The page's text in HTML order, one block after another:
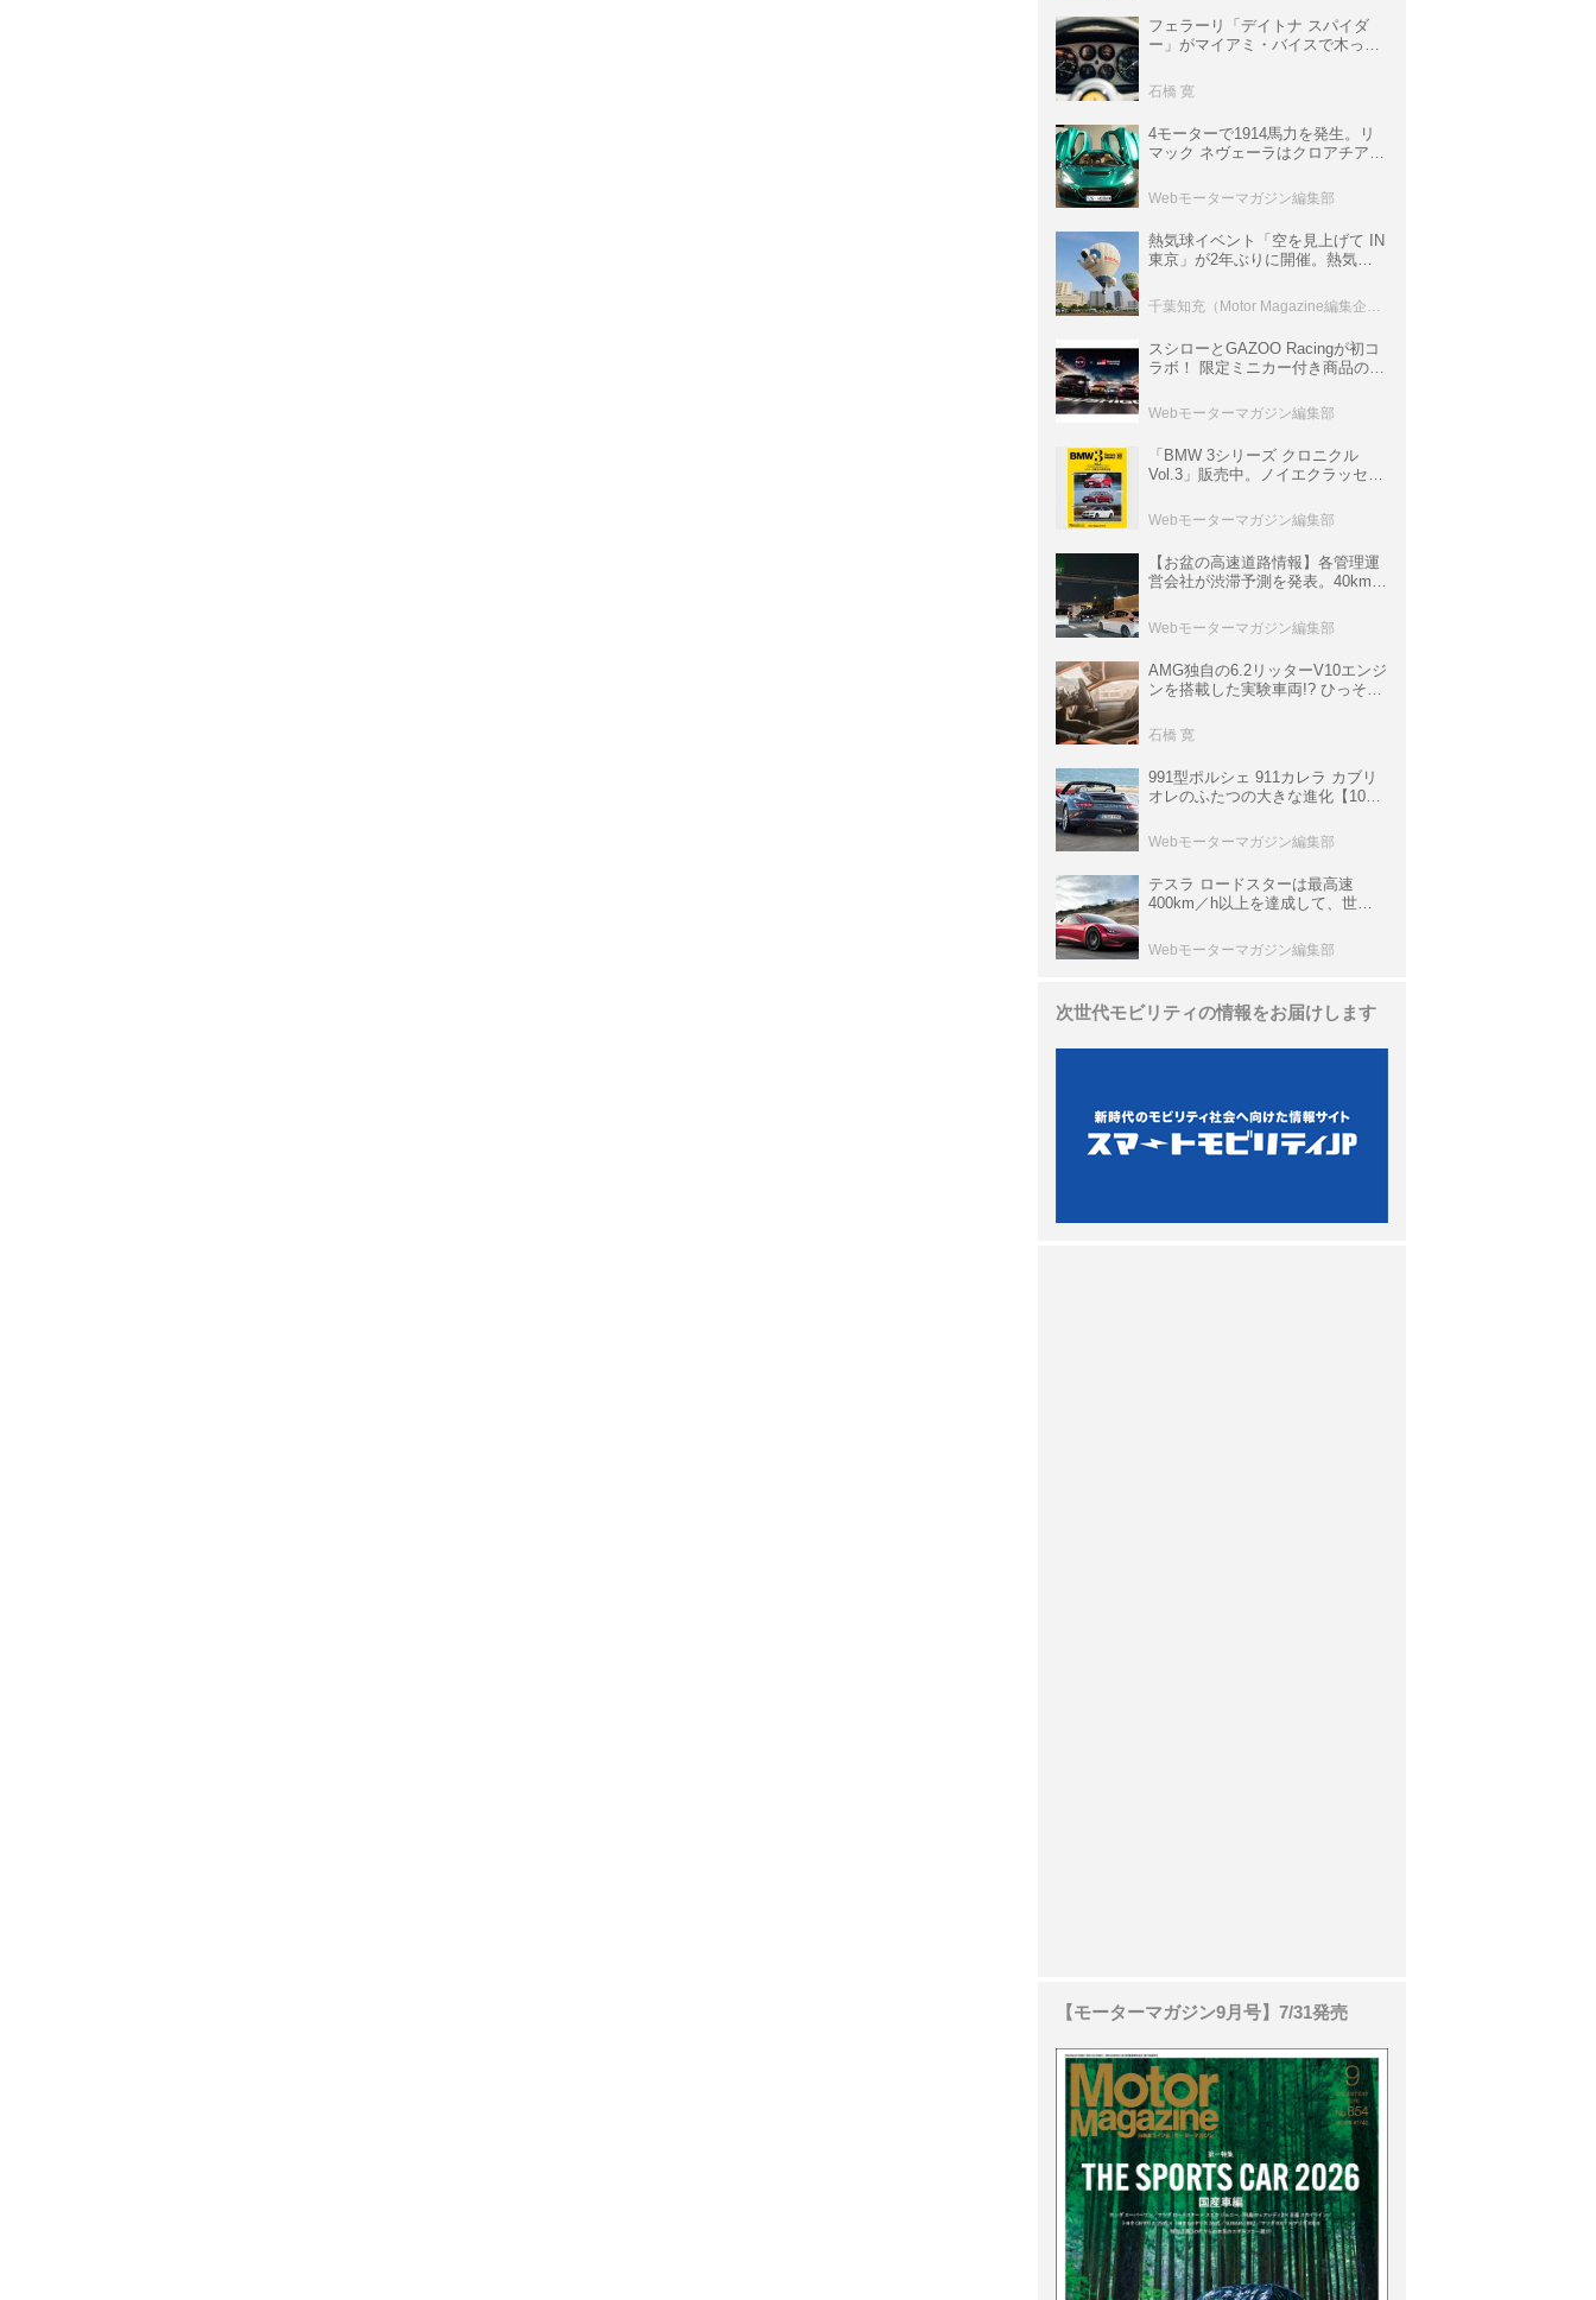
フェラーリ「デイトナ スパイダ
ー」がマイアミ・バイスで木っ端
サ」に化けた理由
石橋 寛
4モーターで1914馬力を発生。リ
マック ネヴェーラはクロアチア発
ロニクル・完全版／115】
Webモーターマガジン編集部
熱気球イベント「空を見上げて IN
東京」が2年ぶりに開催。熱気球
室などのコンテンツも
スシローとGAZOO Racingが初コ
ラボ！ 限定ミニカー付き商品の
ト体験があたる抽選企画などを展
開
Webモーターマガジン編集部
「BMW 3シリーズ クロニクル
Vol.3」販売中。ノイエクラッセか
ムック
Webモーターマガジン編集部
【お盆の高速道路情報】各管理運
営会社が渋滞予測を発表。40km以
数ある
Webモーターマガジン編集部
AMG独自の6.2リッターV10エンジ
ンを搭載した実験車両!? ひっそり
P900 プロトタイプ」とは
石橋 寛
991型ポルシェ 911カレラ カブリ
オレのふたつの大きな進化【10年
Webモーターマガジン編集部
テスラ ロードスターは最高速
400km／h以上を達成して、世界
ーカークロニクル・完全版／
113】
Webモーターマガジン編集部
次世代モビリティの情報をお届けします
【モーターマガジン9月号】7/31発売